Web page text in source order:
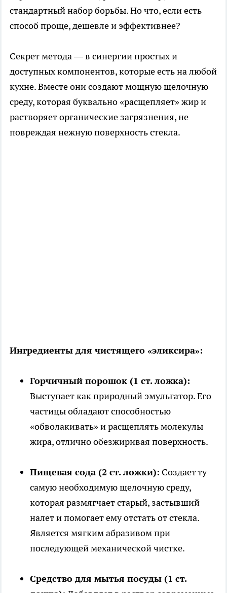
стандартный набор борьбы. Но что, если есть
способ проще, дешевле и эффективнее?
Секрет метода — в синергии простых и
доступных компонентов, которые есть на любой
кухне. Вместе они создают мощную щелочную
среду, которая буквально «расщепляет» жир и
растворяет органические загрязнения, не
повреждая нежную поверхность стекла.
Ингредиенты для чистящего «эликсира»:
Горчичный порошок (1 ст. ложка):
Выступает как природный эмульгатор. Его
частицы обладают способностью
«обволакивать» и расщеплять молекулы
жира, отлично обезжиривая поверхность.
Пищевая сода (2 ст. ложки): Создает ту
самую необходимую щелочную среду,
которая размягчает старый, застывший
налет и помогает ему отстать от стекла.
Является мягким абразивом при
последующей механической чистке.
Средство для мытья посуды (1 ст.